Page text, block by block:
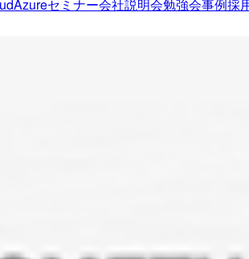
Azureセミナー会社説明会勉強会事例採